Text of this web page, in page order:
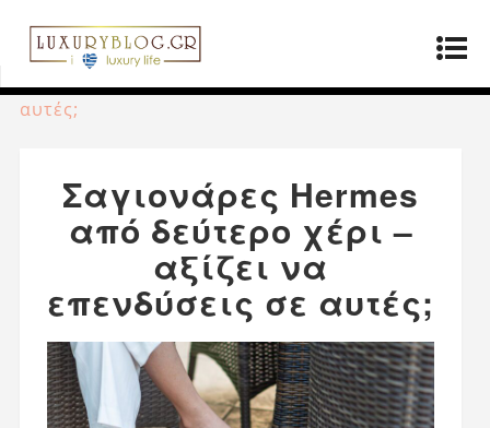
Αρχική σελίδα»Προϊόντα
Σαγιονάρες Hermes
από δεύτερο χέρι – αξίζει να επενδύσεις σε
αυτές;
Σαγιονάρες Hermes
από δεύτερο χέρι –
αξίζει να
επενδύσεις σε αυτές;